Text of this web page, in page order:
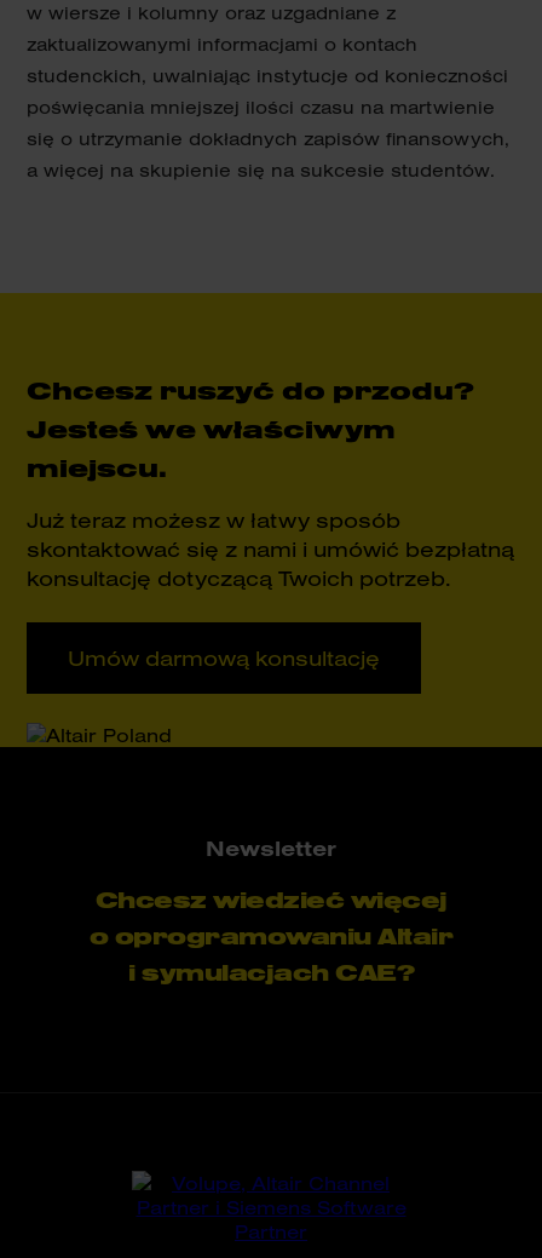
w wiersze i kolumny oraz uzgadniane z
zaktualizowanymi informacjami o kontach
studenckich, uwalniając instytucje od konieczności
poświęcania mniejszej ilości czasu na martwienie
się o utrzymanie dokładnych zapisów finansowych,
a więcej na skupienie się na sukcesie studentów.
Chcesz ruszyć do przodu?
Jesteś we właściwym
miejscu.
Już teraz możesz w łatwy sposób
skontaktować się z nami i umówić bezpłatną
konsultację dotyczącą Twoich potrzeb.
Umów darmową konsultację
Newsletter
Chcesz wiedzieć więcej
o oprogramowaniu Altair
i symulacjach CAE?